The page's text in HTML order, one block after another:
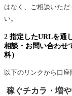
はなく、ご相談いた
い。
2 指定したURLを通
相談・お問い合わせ
料）
以下のリンクから口座
稼ぐチカラ・増